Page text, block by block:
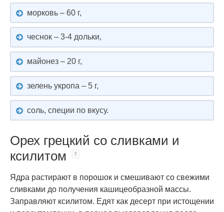
морковь – 60 г,
чеснок – 3-4 дольки,
майонез – 20 г,
зелень укропа – 5 г,
соль, специи по вкусу.
Орех грецкий со сливками и
ксилитом
Ядра растирают в порошок и смешивают со свежими
сливками до получения кашицеобразной массы.
Заправляют ксилитом. Едят как десерт при истощении